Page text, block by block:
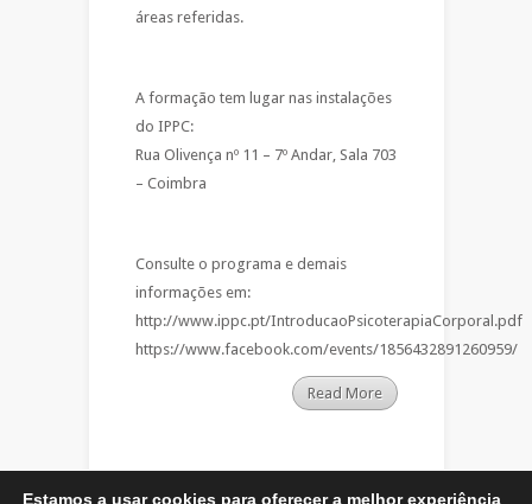
áreas referidas.
A formação tem lugar nas instalações
do IPPC:
Rua Olivença nº 11 – 7º Andar, Sala 703
– Coimbra
Consulte o programa e demais
informações em:
http://www.ippc.pt/IntroducaoPsicoterapiaCorporal.pdf
https://www.facebook.com/events/1856432891260959/
Read More
Estamos a usar cookies para oferecer a melhor experiência